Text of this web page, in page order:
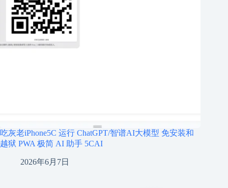
吃灰老iPhone5C 运行 ChatGPT/智谱AI大模型 免安装和
越狱 PWA 极简 AI 助手 5CAI
2026年6月7日